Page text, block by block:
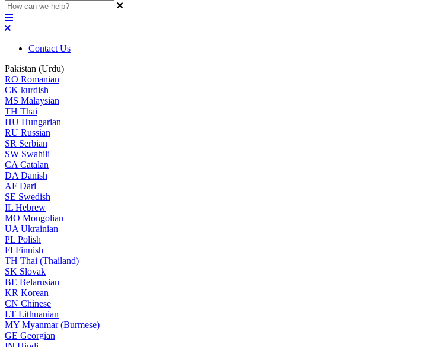
Contact Us
Pakistan (Urdu)
RO Romanian
CK kurdish
MS Malaysian
TH Thai
HU Hungarian
RU Russian
SR Serbian
SW Swahili
CA Catalan
DA Danish
AF Dari
SE Swedish
IL Hebrew
MO Mongolian
UA Ukrainian
PL Polish
FI Finnish
TH Thai (Thailand)
SK Slovak
BE Belarusian
KR Korean
CN Chinese
LT Lithuanian
MY Myanmar (Burmese)
GE Georgian